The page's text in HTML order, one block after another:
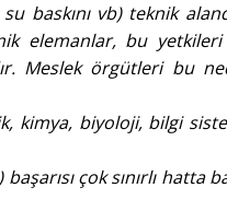
baskını vb) teknik
elemanlar, bu
Meslek örgütleri bu
kimya, biyoloji, bilgi
çok sınırlı hatta